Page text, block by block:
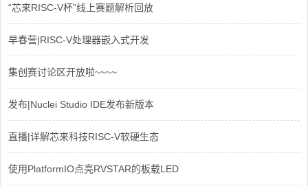
“芯来RISC-V杯”线上赛题解析回放
早春营|RISC-V处理器嵌入式开发
集创赛讨论区开放啦~~~~
发布|Nuclei Studio IDE发布新版本
直播|详解芯来科技RISC-V软硬生态
使用PlatformIO点亮RVSTAR的板载LED